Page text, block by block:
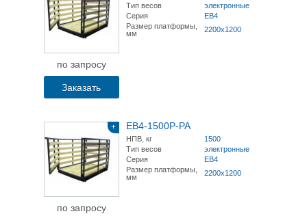
по запросу
Заказать
Тип весов
электронные
Серия
ЕВ4
Размер платформы,
мм
2200х1200
+
по запросу
ЕВ4-1500Р-РА
НПВ, кг
1500
Тип весов
электронные
Серия
ЕВ4
Размер платформы,
мм
2200х1200